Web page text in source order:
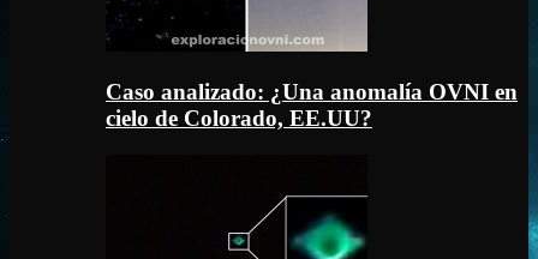
Caso analizado: ¿Una anomalía OVNI en
cielo de Colorado, EE.UU?